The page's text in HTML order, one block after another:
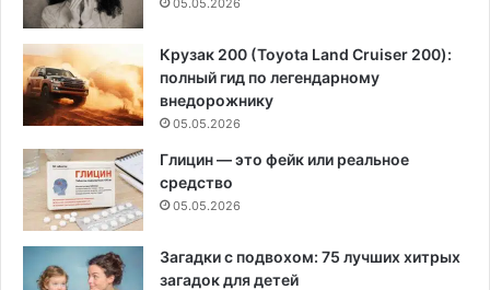
05.05.2026
Крузак 200 (Toyota Land Cruiser 200):
полный гид по легендарному
внедорожнику
05.05.2026
Глицин — это фейк или реальное
средство
05.05.2026
Загадки с подвохом: 75 лучших хитрых
загадок для детей